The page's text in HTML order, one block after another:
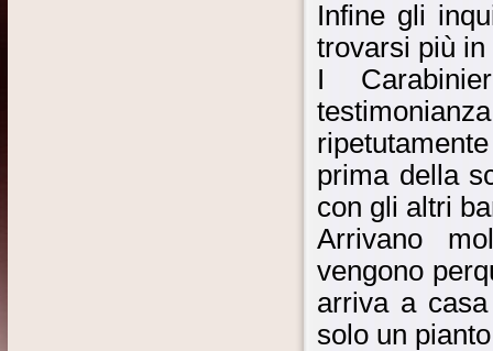
Infine gli
trovarsi più
I
prima della
con gli altri
Arrivano
vengono
arriva a
solo un